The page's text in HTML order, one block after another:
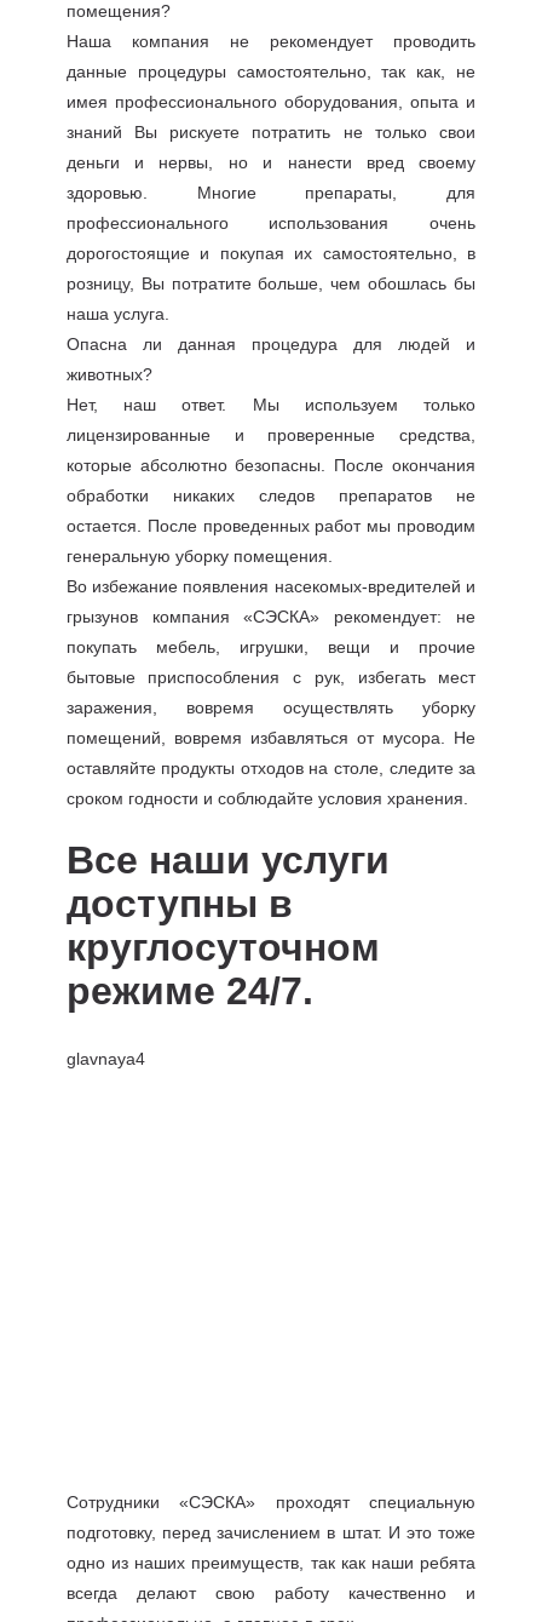
помещения?
Наша компания не рекомендует проводить
данные процедуры самостоятельно, так как, не
имея профессионального оборудования, опыта и
знаний Вы рискуете потратить не только свои
деньги и нервы, но и нанести вред своему
здоровью. Многие препараты, для
профессионального использования очень
дорогостоящие и покупая их самостоятельно, в
розницу, Вы потратите больше, чем обошлась бы
наша услуга.
Опасна ли данная процедура для людей и
животных?
Нет, наш ответ. Мы используем только
лицензированные и проверенные средства,
которые абсолютно безопасны. После окончания
обработки никаких следов препаратов не
остается. После проведенных работ мы проводим
генеральную уборку помещения.
Во избежание появления насекомых-вредителей и
грызунов компания «СЭСКА» рекомендует: не
покупать мебель, игрушки, вещи и прочие
бытовые приспособления с рук, избегать мест
заражения, вовремя осуществлять уборку
помещений, вовремя избавляться от мусора. Не
оставляйте продукты отходов на столе, следите за
сроком годности и соблюдайте условия хранения.
Все наши услуги
доступны в
круглосуточном
режиме 24/7.
Сотрудники «СЭСКА» проходят специальную
подготовку, перед зачислением в штат. И это тоже
одно из наших преимуществ, так как наши ребята
всегда делают свою работу качественно и